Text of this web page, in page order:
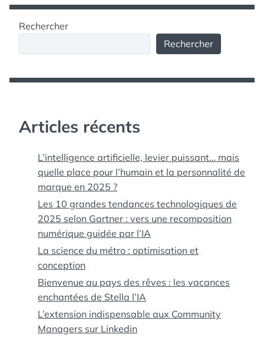
Rechercher
Rechercher
Articles récents
L’intelligence artificielle, levier puissant… mais
quelle place pour l’humain et la personnalité de
marque en 2025 ?
Les 10 grandes tendances technologiques de
2025 selon Gartner : vers une recomposition
numérique guidée par l’IA
La science du métro : optimisation et
conception
Bienvenue au pays des rêves : les vacances
enchantées de Stella l’IA
L’extension indispensable aux Community
Managers sur Linkedin